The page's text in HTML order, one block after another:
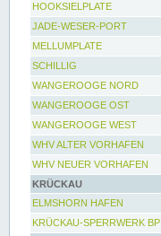
HOOKSIELPLATE
JADE-WESER-PORT
MELLUMPLATE
SCHILLIG
WANGEROOGE NORD
WANGEROOGE OST
WANGEROOGE WEST
WHV ALTER VORHAFEN
WHV NEUER VORHAFEN
KRÜCKAU
ELMSHORN HAFEN
KRÜCKAU-SPERRWERK BP